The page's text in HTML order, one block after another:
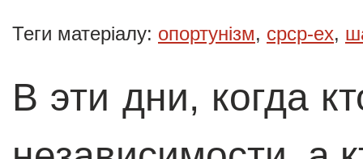
Теги матеріалу: опортунізм, срср-ex,
В эти дни, когда